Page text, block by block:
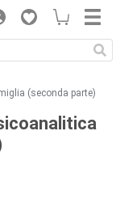
(seconda parte)